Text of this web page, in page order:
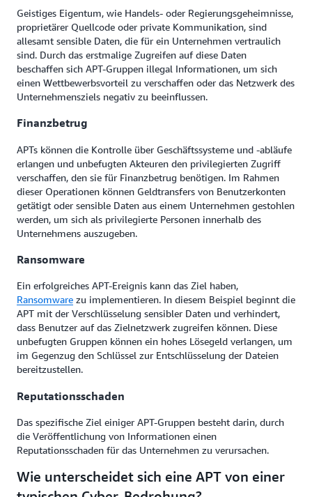
Geistiges Eigentum, wie Handels- oder Regierungsgeheimnisse,
proprietärer Quellcode oder private Kommunikation, sind
allesamt sensible Daten, die für ein Unternehmen vertraulich
sind. Durch das erstmalige Zugreifen auf diese Daten
beschaffen sich APT-Gruppen illegal Informationen, um sich
einen Wettbewerbsvorteil zu verschaffen oder das Netzwerk des
Unternehmensziels negativ zu beeinflussen.
Finanzbetrug
APTs können die Kontrolle über Geschäftssysteme und -abläufe
erlangen und unbefugten Akteuren den privilegierten Zugriff
verschaffen, den sie für Finanzbetrug benötigen. Im Rahmen
dieser Operationen können Geldtransfers von Benutzerkonten
getätigt oder sensible Daten aus einem Unternehmen gestohlen
werden, um sich als privilegierte Personen innerhalb des
Unternehmens auszugeben.
Ransomware
Ein erfolgreiches APT-Ereignis kann das Ziel haben,
Ransomware zu implementieren. In diesem Beispiel beginnt die
APT mit der Verschlüsselung sensibler Daten und verhindert,
dass Benutzer auf das Zielnetzwerk zugreifen können. Diese
unbefugten Gruppen können ein hohes Lösegeld verlangen, um
im Gegenzug den Schlüssel zur Entschlüsselung der Dateien
bereitzustellen.
Reputationsschaden
Das spezifische Ziel einiger APT-Gruppen besteht darin, durch
die Veröffentlichung von Informationen einen
Reputationsschaden für das Unternehmen zu verursachen.
Wie unterscheidet sich eine APT von einer